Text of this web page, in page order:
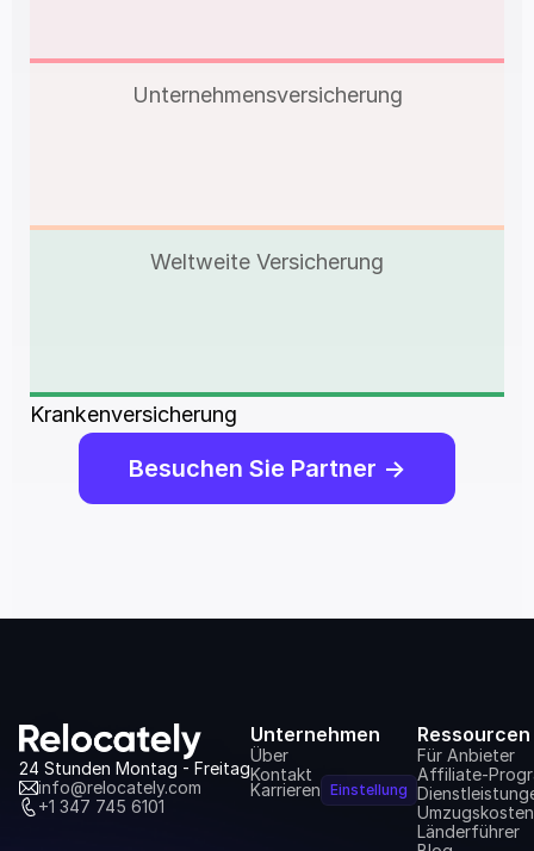
Unternehmensversicherung
Weltweite Versicherung
Krankenversicherung
Besuchen Sie Partner ->
24 Stunden Montag - Freitag
info@relocately.com
+1 347 745 6101
Unternehmen
Über
Kontakt
Karrieren Einstellung
Ressourcen
Für Anbieter
Affiliate-
Länderführer